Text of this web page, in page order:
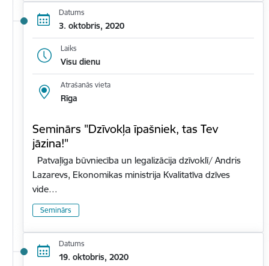
Datums
3. oktobris, 2020
Laiks
Visu dienu
Atrašanās vieta
Rīga
Seminārs "Dzīvokļa īpašniek, tas Tev
jāzina!"
Patvaļīga būvniecība un legalizācija dzīvoklī/ Andris
Lazarevs, Ekonomikas ministrija Kvalitatīva dzīves
vide…
Seminārs
Datums
19. oktobris, 2020